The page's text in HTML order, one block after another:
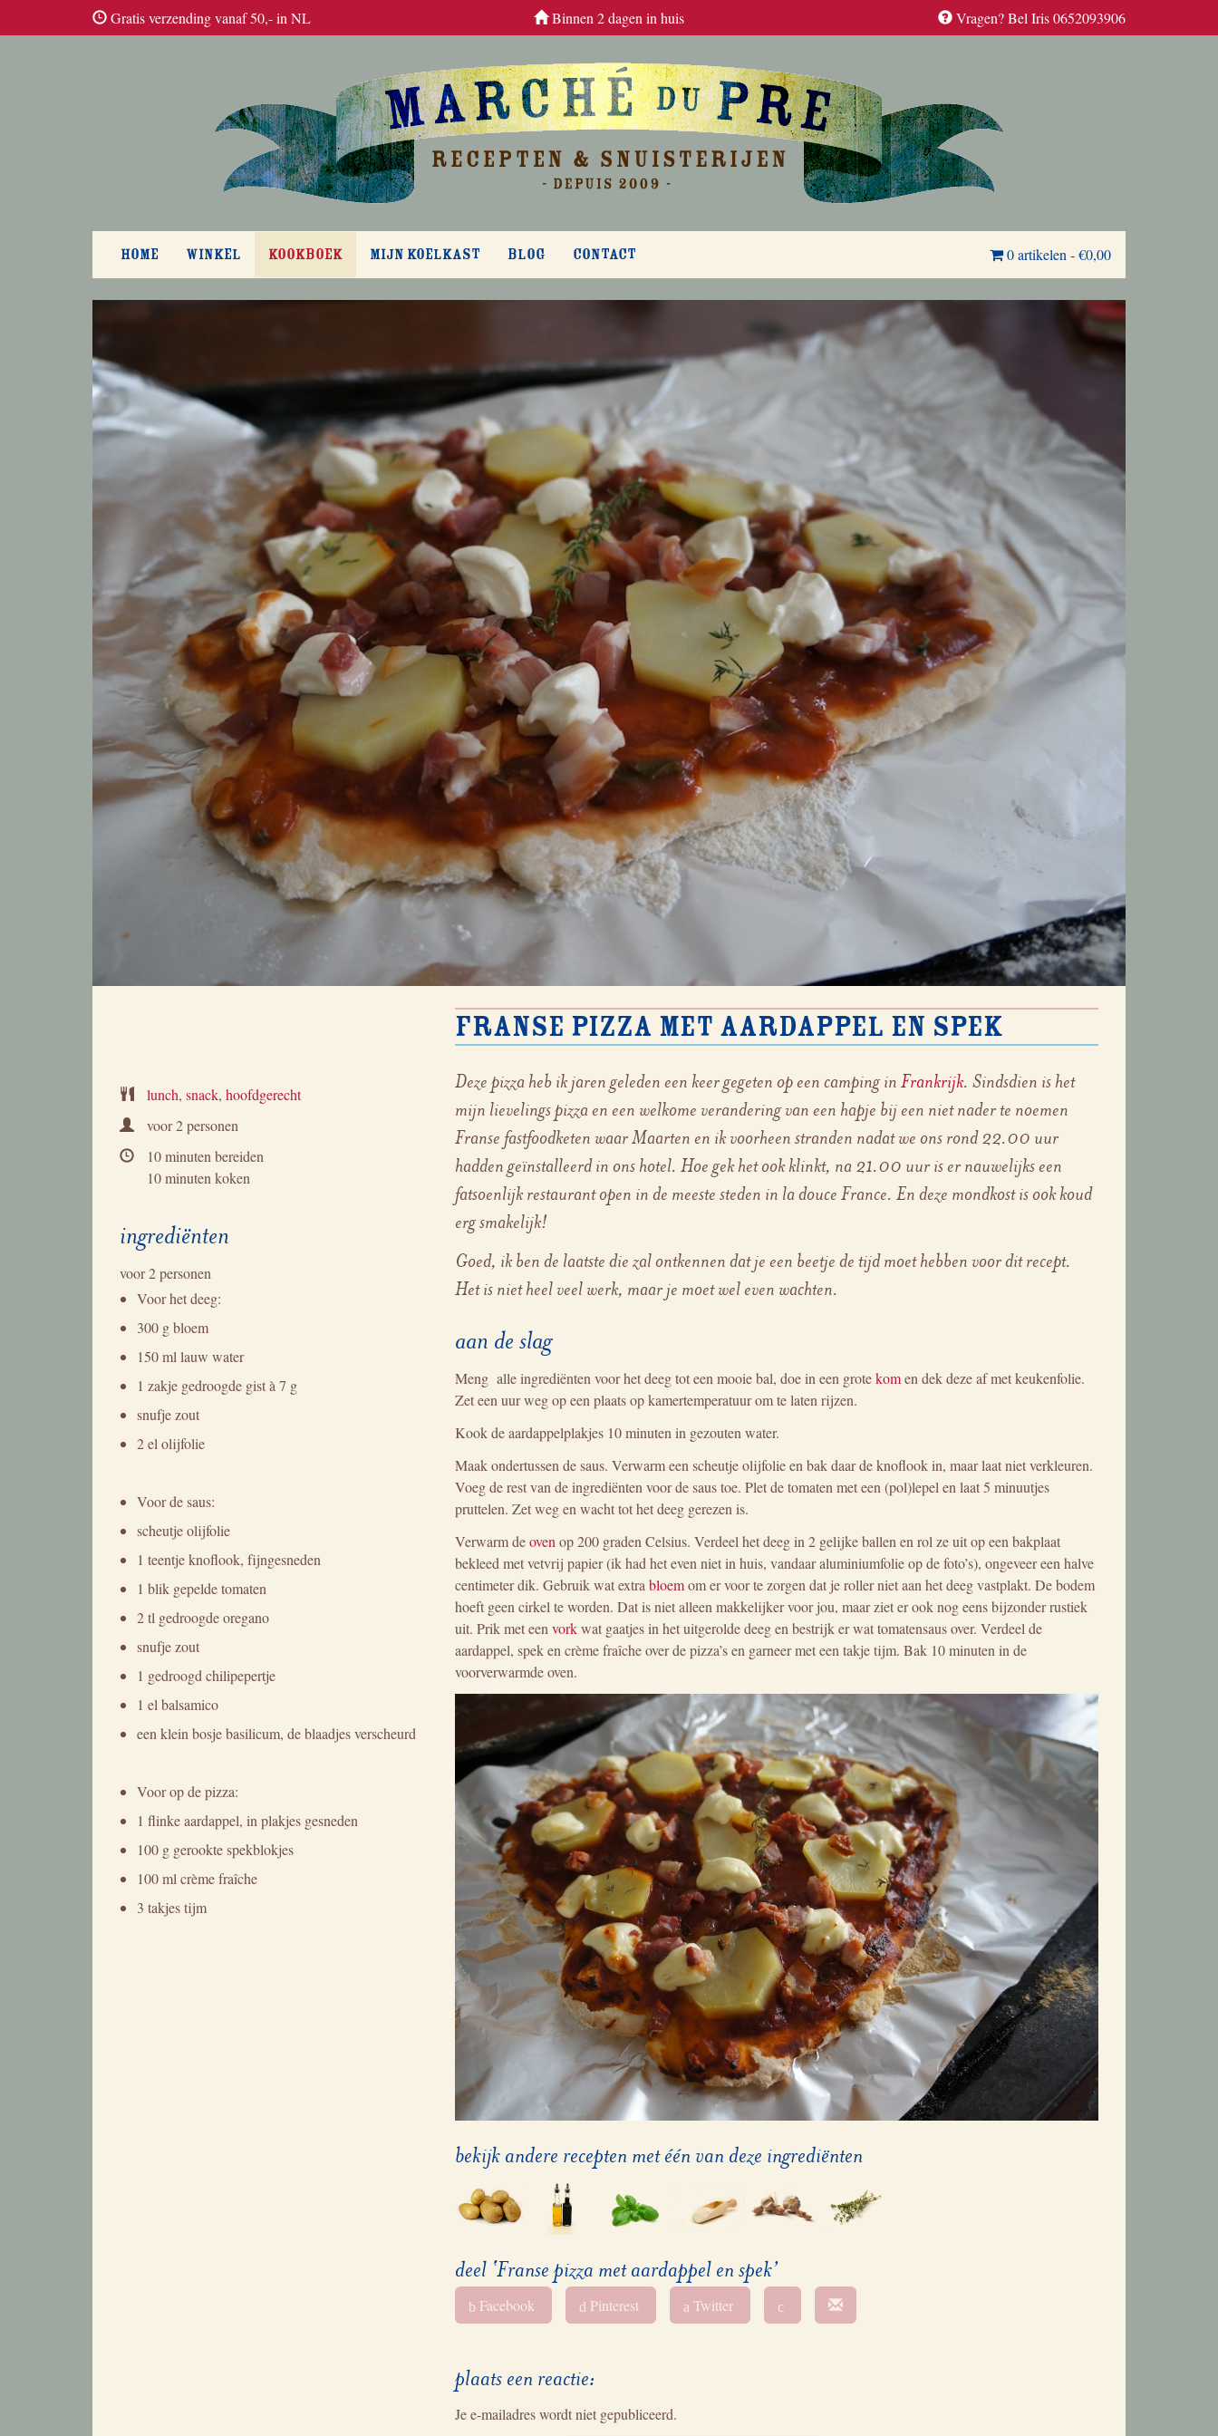
Gratis verzending vanaf 50,- in NL Binnen 2 dagen in huis Vragen? Bel Iris 0652093906
HOME WINKEL KOOKBOEK MIJN KOELKAST BLOG CONTACT 0 artikelen -€0,00
Franse pizza met aardappel en spek
lunch, snack, hoofdgerecht
voor2 personen
10 minuten bereiden
10 minuten koken
ingrediënten
voor2 personen
Voor het deeg:
300 g bloem
150 ml lauw water
1 zakje gedroogde gist à 7 g
snufje zout
2 el olijfolie
Voor de saus:
scheutje olijfolie
1 teentje knoflook, fijngesneden
1 blik gepelde tomaten
2 tl gedroogde oregano
snufje zout
1 gedroogd chilipepertje
1 el balsamico
een klein bosje basilicum, de blaadjes verscheurd
Voor op de pizza:
1 flinke aardappel, in plakjes gesneden
100 g gerookte spekblokjes
100 ml crème fraîche
3 takjes tijm
Deze pizza heb ik jaren geleden een keer gegeten op een camping inFrankrijk. Sindsdien is het
mijn lievelings pizza en een welkome verandering van een hapje bij een niet nader te noemen
Franse fastfoodketen waar Maarten en ik voorheen stranden nadat we ons rond 22.00 uur
hadden geïnstalleerd in ons hotel. Hoe gek het ook klinkt, na 21.00 uur is er nauwelijks een
fatsoenlijk restaurant open in de meeste steden in la douce France. En deze mondkost is ook koud
erg smakelijk!
Goed, ik ben de laatste die zal ontkennen dat je een beetje de tijd moet hebben voor dit recept.
Het is niet heel veel werk, maar je moet wel even wachten.
aan de slag
Meng alle ingrediënten voor het deeg tot een mooie bal, doe in een grotekomen dek deze af met keukenfolie.
Zet een uur weg op een plaats op kamertemperatuur om te laten rijzen.
Kook de aardappelplakjes 10 minuten in gezouten water.
Maak ondertussen de saus. Verwarm een scheutje olijfolie en bak daar de knoflook in, maar laat niet verkleuren.
Voeg de rest van de ingrediënten voor de saus toe. Plet de tomaten met een (pol)lepel en laat 5 minuutjes
pruttelen. Zet weg en wacht tot het deeg gerezen is.
Verwarm deoven op 200 graden Celsius. Verdeel het deeg in 2 gelijke ballen en rol ze uit op een bakplaat
bekleed met vetvrij papier (ik had het even niet in huis, vandaar aluminiumfolie op de foto’s), ongeveer een halve
centimeter dik. Gebruik wat extra bloemom er voor te zorgen dat je roller niet aan het deeg vastplakt. De bodem
hoeft geen cirkel te worden. Dat is niet alleen makkelijker voor jou, maar ziet er ook nog eens bijzonder rustiek
uit. Prik met een vorkwat gaatjes in het uitgerolde deeg en bestrijk er wat tomatensaus over. Verdeel de
aardappel, spek en crème fraîche over de pizza’s en garneer met een takje tijm. Bak 10 minuten in de
voorverwarmde oven.
bekijk andere recepten met één van deze ingrediënten
deel ‘Franse pizza met aardappel en spek’
b Facebook d Pinterest a Twitter c
plaats een reactie:
Je e-mailadres wordt niet gepubliceerd.